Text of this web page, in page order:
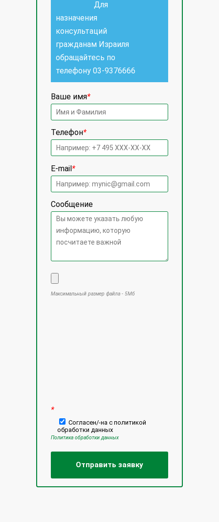
Для
назначения
консультаций
гражданам Израиля
обращайтесь по
телефону 03-9376666
Ваше имя*
Телефон*
E-mail*
Сообщение
Максимальный размер файла - 5Мб
*
Согласен/-на с политикой
обработки данных
Политика обработки данных